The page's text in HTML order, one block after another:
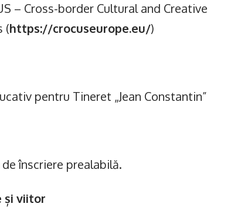
– Cross-border Cultural and Creative
(https://crocuseurope.eu/)
pentru Tineret „Jean Constantin”
înscriere prealabilă.
și viitor